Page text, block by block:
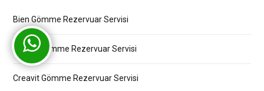
Bien Gömme Rezervuar Servisi
Bocchi Gömme Rezervuar Servisi
Creavit Gömme Rezervuar Servisi